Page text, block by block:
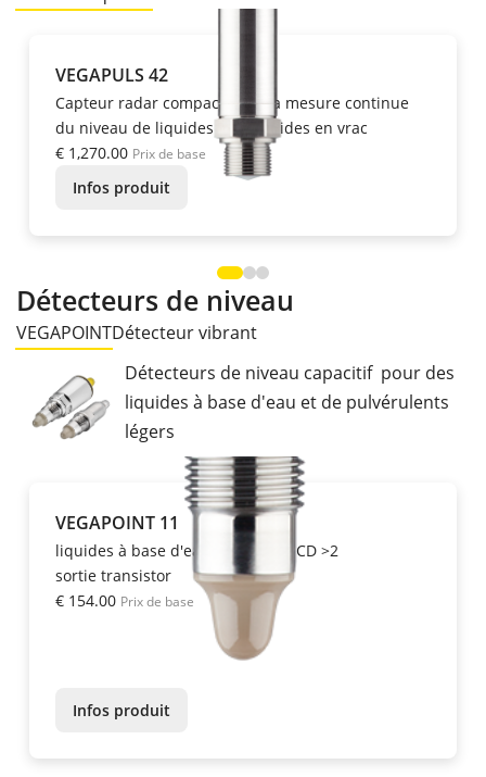
VEGAPULS 42
Capteur radar compact pour la mesure continue
du niveau de liquides et de solides en vrac
€ 1,270.00 Prix de base
Infos produit
Détecteurs de niveau
VEGAPOINTDétecteur vibrant
Détecteurs de niveau capacitif pour des
liquides à base d'eau et de pulvérulents
légers
VEGAPOINT 11
liquides à base d'eau a partir de CD >2
sortie transistor
€ 154.00 Prix de base
Infos produit